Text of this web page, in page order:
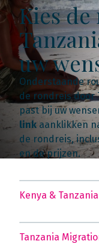
Kies
uw
Onderstaande
de rondreis door
past bij uw
link aanklikken
de rondreis,
en de prijzen.
Kenya &
Tanzania